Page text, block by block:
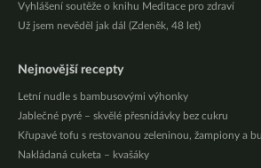
Vyhlášení soutěže o knihu Meditace pro zdraví
Už jsem nevěděl jak dál (Zdeněk, 48 let)
Nejnovější recepty
Letní nudle s bambusovými výhonky
Jablečné pyré – skvělé přesnídávky bez cukru
Křupavé tofu s restovanou zeleninou, žampiony a
Nakládaná cuketa – kvašáky